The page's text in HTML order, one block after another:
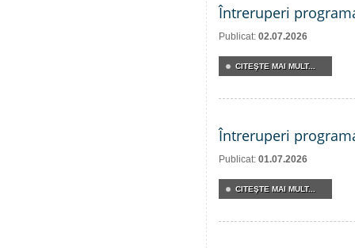
Întreruperi
Publicat: 02.07.2026
CITEŞTE MAI MULT...
Întreruperi
Publicat: 01.07.2026
CITEŞTE MAI MULT...